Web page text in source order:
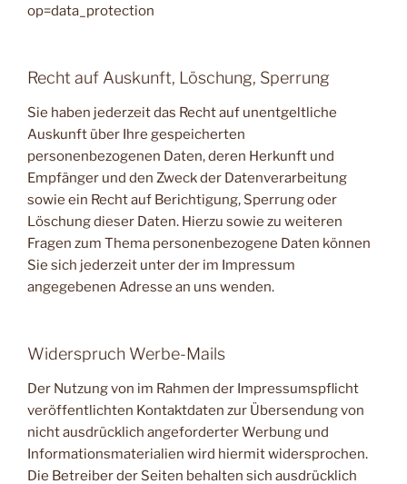
op=data_protection
Recht auf Auskunft, Löschung, Sperrung
Sie haben jederzeit das Recht auf unentgeltliche
Auskunft über Ihre gespeicherten
personenbezogenen Daten, deren Herkunft und
Empfänger und den Zweck der Datenverarbeitung
sowie ein Recht auf Berichtigung, Sperrung oder
Löschung dieser Daten. Hierzu sowie zu weiteren
Fragen zum Thema personenbezogene Daten können
Sie sich jederzeit unter der im Impressum
angegebenen Adresse an uns wenden.
Widerspruch Werbe-Mails
Der Nutzung von im Rahmen der Impressumspflicht
veröffentlichten Kontaktdaten zur Übersendung von
nicht ausdrücklich angeforderter Werbung und
Informationsmaterialien wird hiermit widersprochen.
Die Betreiber der Seiten behalten sich ausdrücklich